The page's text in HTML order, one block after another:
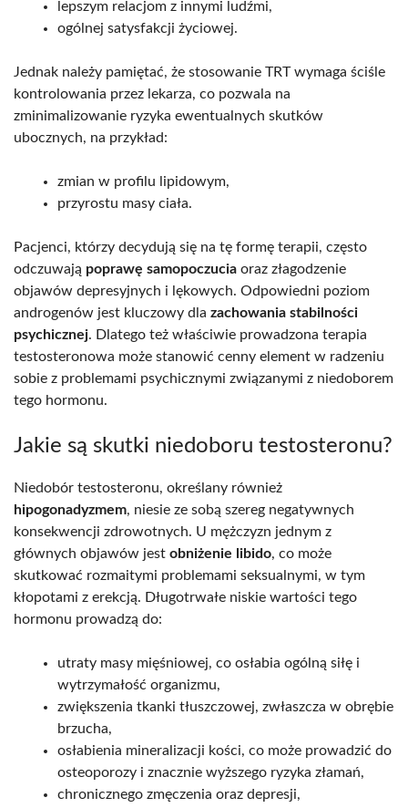
lepszym relacjom z innymi ludźmi,
ogólnej satysfakcji życiowej.
Jednak należy pamiętać, że stosowanie TRT wymaga ściśle
kontrolowania przez lekarza, co pozwala na
zminimalizowanie ryzyka ewentualnych skutków
ubocznych, na przykład:
zmian w profilu lipidowym,
przyrostu masy ciała.
Pacjenci, którzy decydują się na tę formę terapii, często
odczuwają poprawę samopoczucia oraz złagodzenie
objawów depresyjnych i lękowych. Odpowiedni poziom
androgenów jest kluczowy dla zachowania stabilności
psychicznej. Dlatego też właściwie prowadzona terapia
testosteronowa może stanowić cenny element w radzeniu
sobie z problemami psychicznymi związanymi z niedoborem
tego hormonu.
Jakie są skutki niedoboru testosteronu?
Niedobór testosteronu, określany również
hipogonadyzmem, niesie ze sobą szereg negatywnych
konsekwencji zdrowotnych. U mężczyzn jednym z
głównych objawów jest obniżenie libido, co może
skutkować rozmaitymi problemami seksualnymi, w tym
kłopotami z erekcją. Długotrwałe niskie wartości tego
hormonu prowadzą do:
utraty masy mięśniowej, co osłabia ogólną siłę i
wytrzymałość organizmu,
zwiększenia tkanki tłuszczowej, zwłaszcza w obrębie
brzucha,
osłabienia mineralizacji kości, co może prowadzić do
osteoporozy i znacznie wyższego ryzyka złamań,
chronicznego zmęczenia oraz depresji,